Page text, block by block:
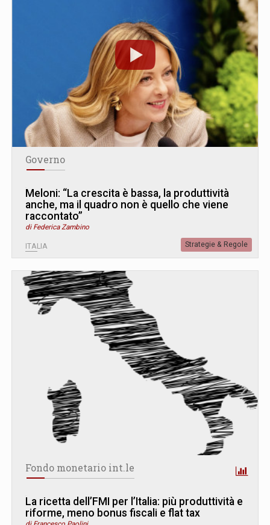
Governo
Meloni: “La crescita è bassa, la produttività
anche, ma il quadro non è quello che viene
raccontato”
di Federica Zambino
ITALIA Strategie & Regole
Fondo monetario int.le
La ricetta dell’FMI per l’Italia: più produttività e
riforme, meno bonus fiscali e flat tax